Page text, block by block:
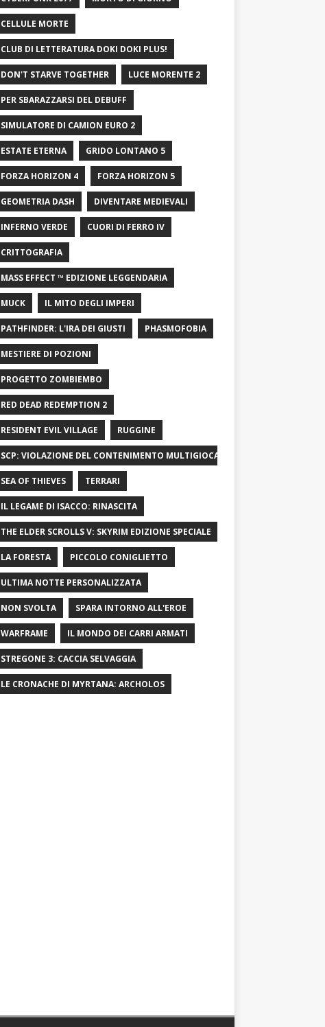
CELLULE MORTE
CLUB DI LETTERATURA DOKI DOKI PLUS!
DON'T STARVE TOGETHER LUCE MORENTE 2
PER SBARAZZARSI DEL DEBUFF
SIMULATORE DI CAMION EURO 2
ESTATE ETERNA GRIDO LONTANO 5
FORZA HORIZON 4 FORZA HORIZON 5
GEOMETRIA DASH DIVENTARE MEDIEVALI
INFERNO VERDE CUORI DI FERRO IV
CRITTOGRAFIA
MASS EFFECT ™ EDIZIONE LEGGENDARIA
MUCK IL MITO DEGLI IMPERI
PATHFINDER: L'IRA DEI GIUSTI PHASMOFOBIA
MESTIERE DI POZIONI
PROGETTO ZOMBIEMBO
RED DEAD REDEMPTION 2
RESIDENT EVIL VILLAGE RUGGINE
SCP: VIOLAZIONE DEL CONTENIMENTO MULTIGIOCATORE
SEA OF ​​THIEVES TERRARI
IL LEGAME DI ISACCO: RINASCITA
THE ELDER SCROLLS V: SKYRIM EDIZIONE SPECIALE
LA FORESTA PICCOLO CONIGLIETTO
ULTIMA NOTTE PERSONALIZZATA
NON SVOLTA SPARA INTORNO ALL'EROE
WARFRAME IL MONDO DEI CARRI ARMATI
STREGONE 3: CACCIA SELVAGGIA
LE CRONACHE DI MYRTANA: ARCHOLOS